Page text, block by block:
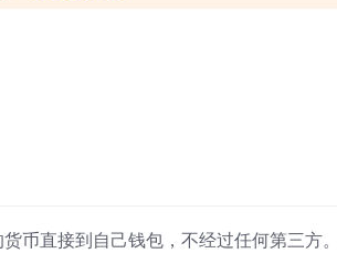
币直接到自己钱包，不经过任何第三方